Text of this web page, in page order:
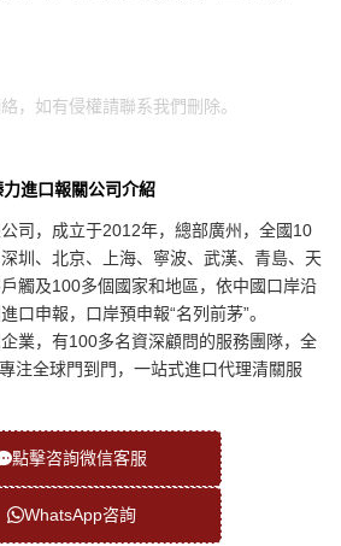
，如有侵權請聯系我們刪除。
力進口報關公司介紹
司，成立于2012年，總部廣州，全國10
圳、北京、上海、寧波、武漢、青島、天
觸及100多個國家和地區，依中國口岸沿
口申報，口岸預申報“名列前茅”。
業，有100多名資深顧問的服務團隊，全
注全球門到門，一站式進口代理清關服
點擊咨詢微信客服
WhatsApp咨詢